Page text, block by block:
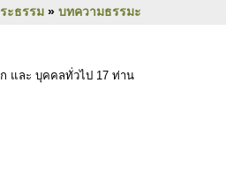
ะธรรม » บทความธรรมะ
และ บุคคลทั่วไป 17 ท่าน